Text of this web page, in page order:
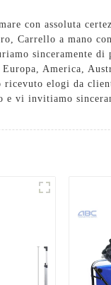
con assoluta
Carrello a mano
sinceramente di
America,
ricevuto elogi da
vi invitiamo